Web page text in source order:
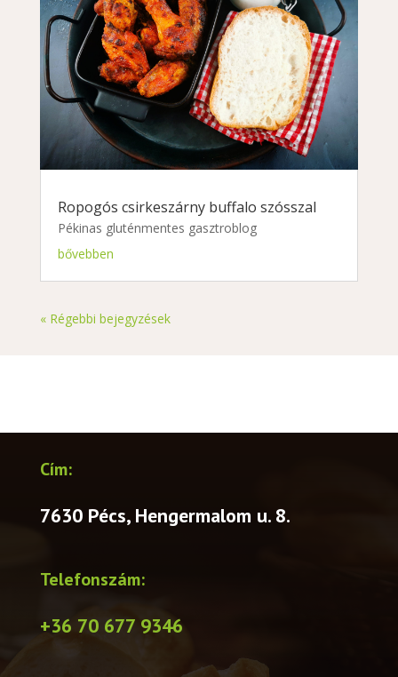
Ropogós csirkeszárny buffalo szósszal
Pékinas gluténmentes gasztroblog
bővebben
« Régebbi bejegyzések
Cím:
7630 Pécs, Hengermalom u. 8.
Telefonszám:
+36 70 677 9346